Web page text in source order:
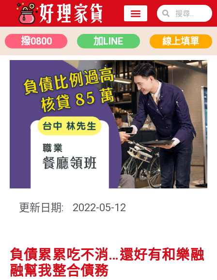
撥0800 加LINE 線上填單
更新日期: 2022-05-12
負債累累吃不消…還好有和樂融
融幫我整合債務